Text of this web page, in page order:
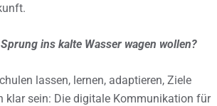
ins kalte Wasser wagen wollen?
lassen, lernen, adaptieren, Ziele
klar sein: Die digitale Kommunikation für